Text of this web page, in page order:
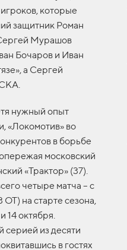
которые
защитник Роман
Мурашов
Бочаров и Иван
а Сергей
нужный опыт
«Локомотив» во
в борьбе
московский
«Трактор» (37).
четыре матча – с
на старте сезона,
14 октября.
из десяти
в гостях